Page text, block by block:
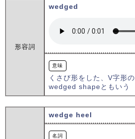
形容詞
wedged
意味
くさび形をした、V字形の
wedged shapeともいう
wedge heel
名詞